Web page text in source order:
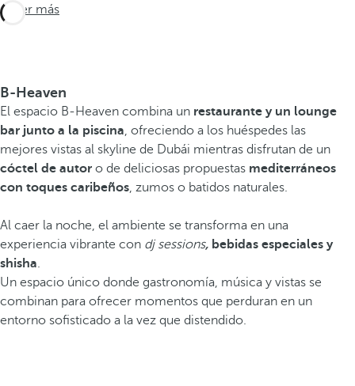
Saber más
B-Heaven
El espacio B-Heaven combina un restaurante y un lounge
bar junto a la piscina, ofreciendo a los huéspedes las
mejores vistas al skyline de Dubái mientras disfrutan de un
cóctel de autor o de deliciosas propuestas mediterráneos
con toques caribeños, zumos o batidos naturales.
Al caer la noche, el ambiente se transforma en una
experiencia vibrante con dj sessions, bebidas especiales y
shisha.
Un espacio único donde gastronomía, música y vistas se
combinan para ofrecer momentos que perduran en un
entorno sofisticado a la vez que distendido.